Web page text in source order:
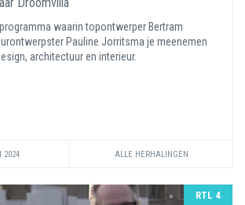
waarin topontwerper Bertram
Pauline Jorritsma je meenemen
architectuur en interieur.
2024 ALLE HERHALINGEN
RTL 4